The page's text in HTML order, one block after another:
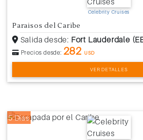
Celebrity Cruises
Paraisos del Caribe
Salida desde: Fort Lauderdale
Precios desde: 282 USD
VER DETALLES
5 Días